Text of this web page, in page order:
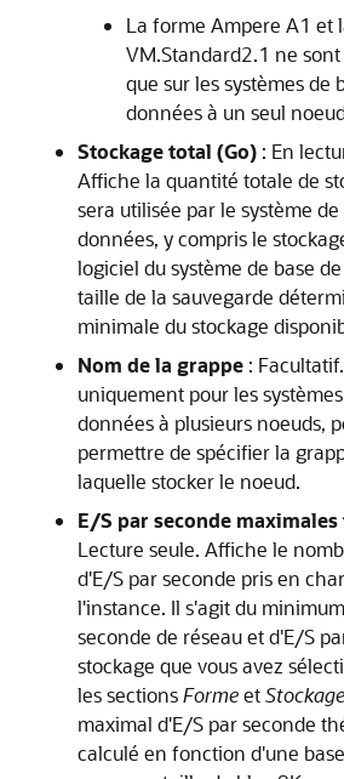
La forme Ampere A1 et
VM.Standard2.1 ne
que sur les systèmes de
données à un seul
Stockage total (Go) : En
Affiche la quantité totale de
sera utilisée par le système de
données, y compris le
logiciel du système de base
taille de la sauvegarde
minimale du stockage
Nom de la grappe :
uniquement pour les
données à plusieurs noeuds,
permettre de spécifier la
laquelle stocker le noeud.
E/S par seconde
Lecture seule. Affiche le
d'E/S par seconde pris en
l'instance. Il s'agit du
seconde de réseau et d'E/S
stockage que vous avez
les sectionsFormeetStockage
maximal d'E/S par seconde
calculé en fonction d'une